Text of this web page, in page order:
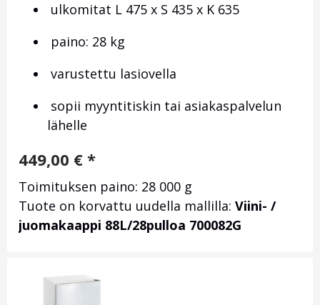
ulkomitat L 475 x S 435 x K 635
paino: 28 kg
varustettu lasiovella
sopii myyntitiskin tai asiakaspalvelun
lähelle
449,00 € *
Toimituksen paino: 28 000 g
Tuote on korvattu uudella mallilla: Viini- /
juomakaappi 88L/28pulloa 700082G